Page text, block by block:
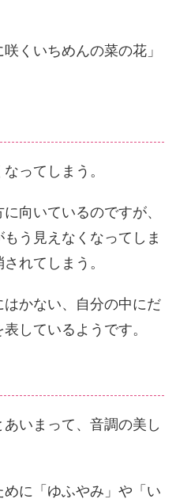
くいちめんの菜の花」
ってしまう。
向いているのですが、
う見えなくなってしま
れてしまう。
かない、自分の中にだ
しているようです。
いまって、音調の美し
に「ゆふやみ」や「い